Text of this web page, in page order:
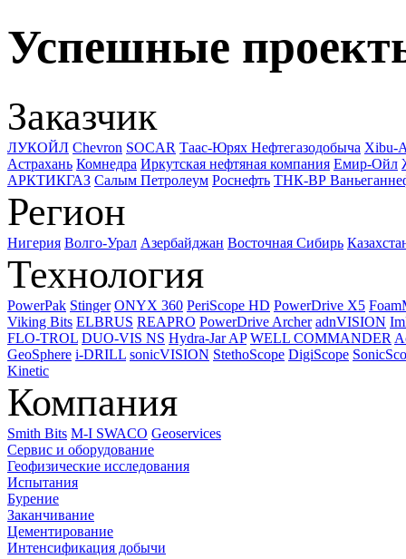
Успешные
Заказчик
ЛУКОЙЛ Chevron SOCAR Таас-Юрях Нефтегазодобыча Xibu-
Астрахань Комнедра Иркутская нефтяная компания Емир-Ойл
АРКТИКГАЗ Салым Петролеум Роснефть ТНК-ВР
Регион
Нигерия Волго-Урал Азербайджан Восточная Сибирь
Технология
PowerPak Stinger ONYX 360 PeriScope HD PowerDrive X5
Viking Bits ELBRUS REAPRO PowerDrive Archer adnVISION
FLO-TROL DUO-VIS NS Hydra-Jar AP WELL COMMANDER
GeoSphere i-DRILL sonicVISION StethoScope DigiScope
Kinetic
Компания
Smith Bits M-I SWACO Geoservices
Сервис и оборудование
Геофизические исследования
Испытания
Бурение
Заканчивание
Цементирование
Интенсификация добычи